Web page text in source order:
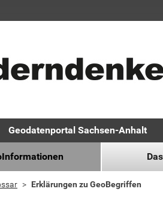
Geodatenportal Sachsen-Anhalt
Erklärungen zu GeoBegriffen